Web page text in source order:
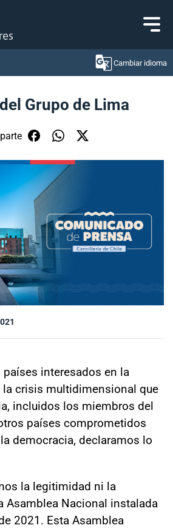
al contenido
Cambiar idioma
Económicas
Grupo de Lima
interesados en la
crisis multidimensional que
incluidos los miembros del
países comprometidos
democracia, declaramos lo
la legitimidad ni la
Asamblea Nacional instalada
2021. Esta Asamblea